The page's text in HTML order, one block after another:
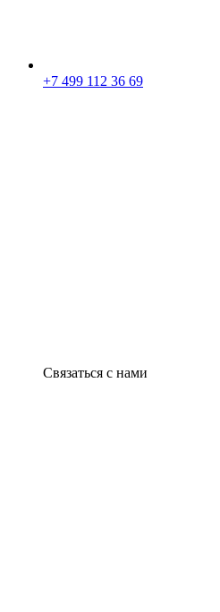
+7 499 112 36 69
Связаться с нами